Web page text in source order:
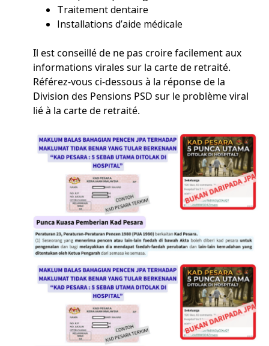
Traitement dentaire
Installations d’aide médicale
Il est conseillé de ne pas croire facilement aux
informations virales sur la carte de retraité.
Référez-vous ci-dessous à la réponse de la
Division des Pensions PSD sur le problème viral
lié à la carte de retraité.